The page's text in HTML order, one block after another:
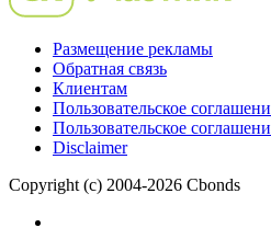
Размещение рекламы
Обратная связь
Пользовательское соглашение